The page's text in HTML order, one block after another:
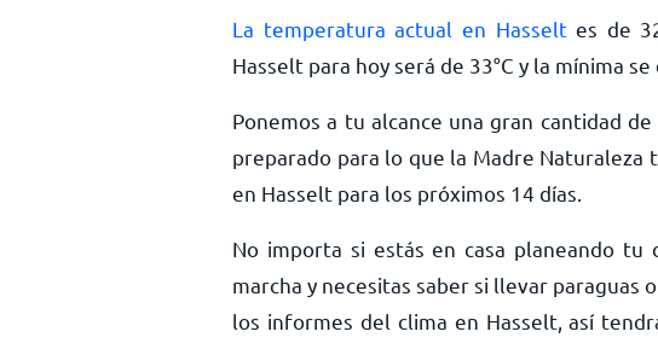
La temperatura actual en Hasseltes de
Hasselt para hoy será de 33°C y la mínima
Ponemos a tu alcance una gran cantidad
preparado para lo que la Madre Naturaleza
en Hasselt para los próximos 14 días.
No importa si estás en casa planeando
marcha y necesitas saber si llevar paraguas
los informes del clima en Hasselt, así